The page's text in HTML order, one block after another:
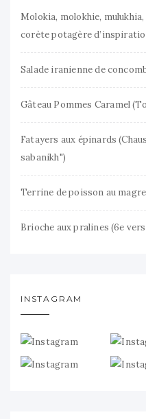
Molokia, molokhie,
corète potagère
Salade iranienne de
Gâteau Pommes Caramel
Fatayers aux épinards
sabanikh")
Terrine de poisson au
Brioche aux pralines (6e
INSTAGRAM